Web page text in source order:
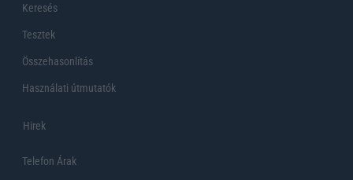
Keresés
Tesztek
Összehasonlítás
Használati útmutatók
Hirek
Telefon Árak